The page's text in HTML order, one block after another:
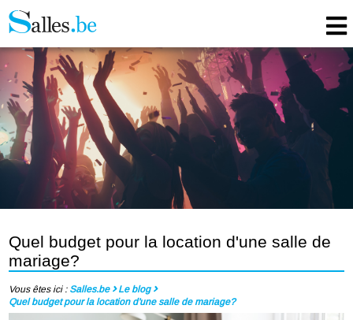
Quel budget pour la location d'une salle de
mariage?
Vous êtes ici : Salles.be
Le blog
Quel budget pour la location d'une salle de mariage?